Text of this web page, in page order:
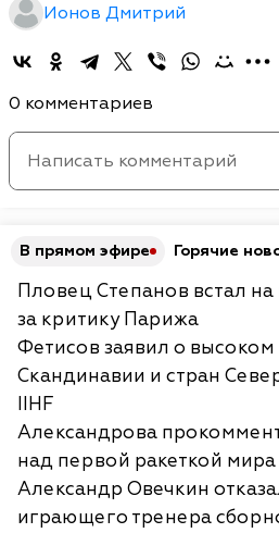
Ионов Дмитрий
0 комментариев
В прямом эфире Горячие
Пловец Степанов встал
за критику Парижа
Фетисов заявил о
Скандинавии и стран
IIHF
Александрова
над первой ракеткой
Александр Овечкин
играющего тренера